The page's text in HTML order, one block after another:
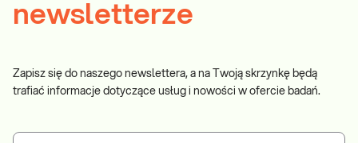
newsletterze
Zapisz się do naszego newslettera, a na Twoją skrzynkę będą
trafiać informacje dotyczące usług i nowości w ofercie badań.